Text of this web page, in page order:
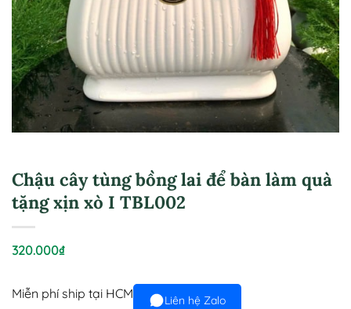
Chậu cây tùng bồng lai để bàn làm quà
tặng xịn xò I TBL002
320.000₫
Liên hệ Zalo
Miễn phí ship tại HCM